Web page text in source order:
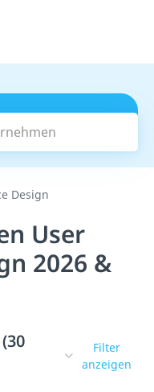
Suchen
Design
User
2026 &
Filter
anzeigen